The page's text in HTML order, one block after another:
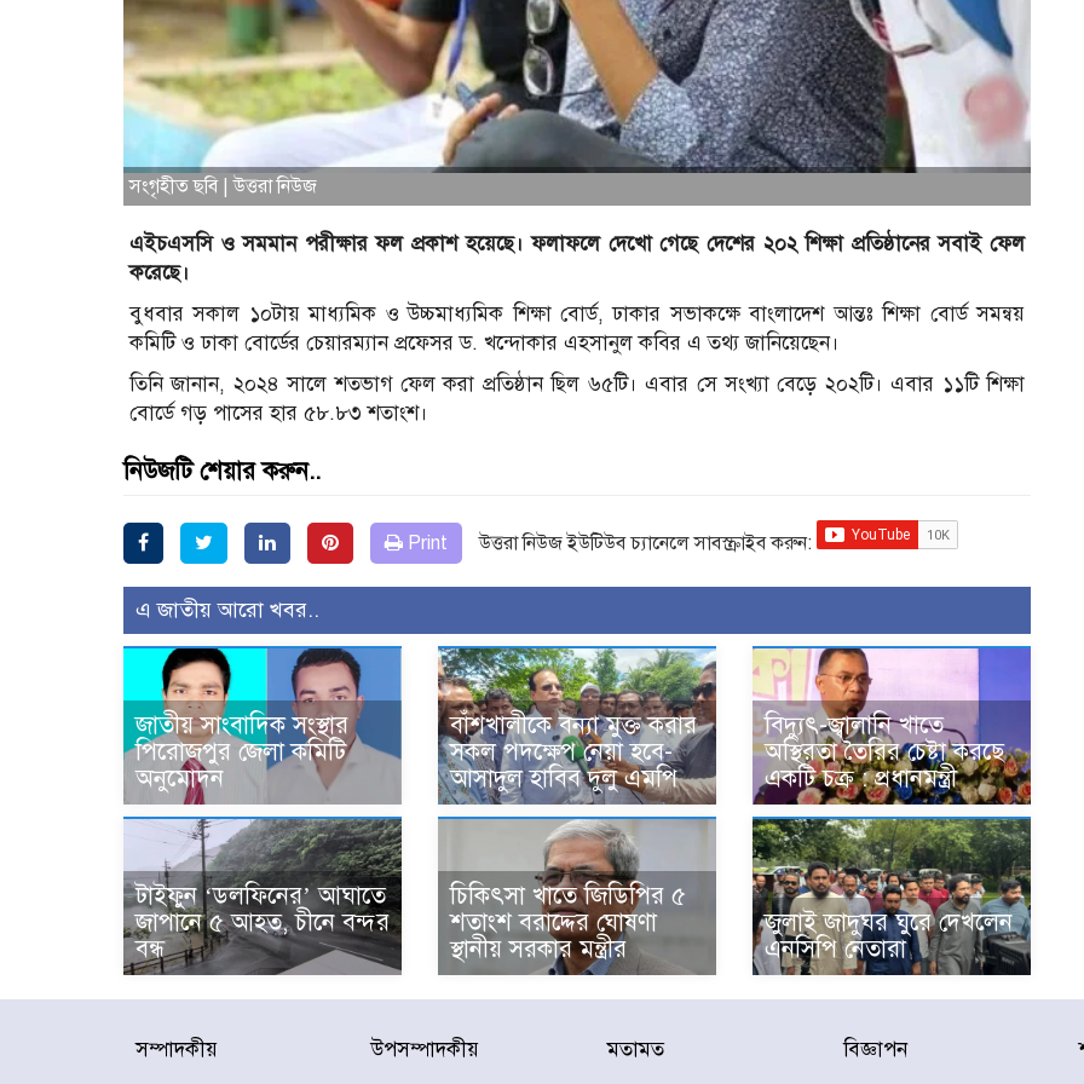
সংগৃহীত ছবি | উত্তরা নিউজ
এইচএসসি ও সমমান পরীক্ষার ফল প্রকাশ হয়েছে। ফলাফলে দেখো গেছে দেশের ২০২ শিক্ষা প্রতিষ্ঠানের সবাই ফেল
করেছে।
বুধবার সকাল ১০টায় মাধ্যমিক ও উচ্চমাধ্যমিক শিক্ষা বোর্ড, ঢাকার সভাকক্ষে বাংলাদেশ আন্তঃ শিক্ষা বোর্ড সমন্বয়
কমিটি ও ঢাকা বোর্ডের চেয়ারম্যান প্রফেসর ড. খন্দোকার এহসানুল কবির এ তথ্য জানিয়েছেন।
তিনি জানান, ২০২৪ সালে শতভাগ ফেল করা প্রতিষ্ঠান ছিল ৬৫টি। এবার সে সংখ্যা বেড়ে ২০২টি। এবার ১১টি শিক্ষা
বোর্ডে গড় পাসের হার ৫৮.৮৩ শতাংশ।
নিউজটি শেয়ার করুন..
Print উত্তরা নিউজ ইউটিউব চ্যানেলে সাবস্ক্রাইব করুন:
এ জাতীয় আরো খবর..
জাতীয় সাংবাদিক সংস্থার
পিরোজপুর জেলা কমিটি
অনুমোদন
বাঁশখালীকে বন্যা মুক্ত করার
সকল পদক্ষেপ নেয়া হবে-
আসাদুল হাবিব দুলু এমপি
বিদ্যুৎ-জ্বালানি খাতে
অস্থিরতা তৈরির চেষ্টা করছে
একটি চক্র : প্রধানমন্ত্রী
টাইফুন ‘ডলফিনের’ আঘাতে
জাপানে ৫ আহত, চীনে বন্দর
বন্ধ
চিকিৎসা খাতে জিডিপির ৫
শতাংশ বরাদ্দের ঘোষণা
স্থানীয় সরকার মন্ত্রীর
জুলাই জাদুঘর ঘুরে দেখলেন
এনসিপি নেতারা
সম্পাদকীয় উপসম্পাদকীয় মতামত বিজ্ঞাপন